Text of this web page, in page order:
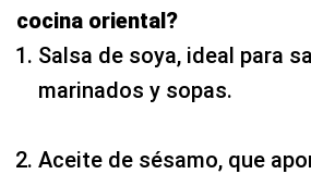
cocina oriental?
Salsa de soya, ideal para
marinados y sopas.
Aceite de sésamo, que